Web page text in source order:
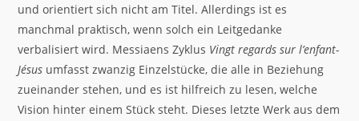
und orientiert sich nicht am Titel. Allerdings ist es
manchmal praktisch, wenn solch ein Leitgedanke
verbalisiert wird. Messiaens Zyklus Vingt regards sur l’enfant-
Jésus umfasst zwanzig Einzelstücke, die alle in Beziehung
zueinander stehen, und es ist hilfreich zu lesen, welche
Vision hinter einem Stück steht. Dieses letzte Werk aus dem